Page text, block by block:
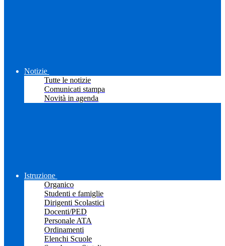
Notizie
Tutte le notizie
Comunicati stampa
Novità in agenda
Istruzione
Organico
Studenti e famiglie
Dirigenti Scolastici
Docenti/PED
Personale ATA
Ordinamenti
Elenchi Scuole